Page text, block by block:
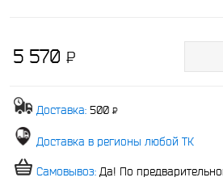
5 570P
-
Доставка: 500 P
-
Доставка в регионы любой ТК
Самовывоз: Да! По